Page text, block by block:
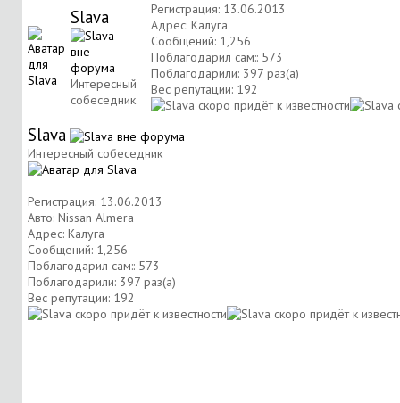
Slava
Интересный
собеседник
Регистрация: 13.06.2013
Адрес: Калуга
Сообщений: 1,256
Поблагодарил сам:: 573
Поблагодарили: 397 раз(а)
Вес репутации: 192
Slava
Интересный собеседник
Регистрация: 13.06.2013
Авто: Nissan Almera
Адрес: Калуга
Сообщений: 1,256
Поблагодарил сам:: 573
Поблагодарили: 397 раз(а)
Вес репутации: 192